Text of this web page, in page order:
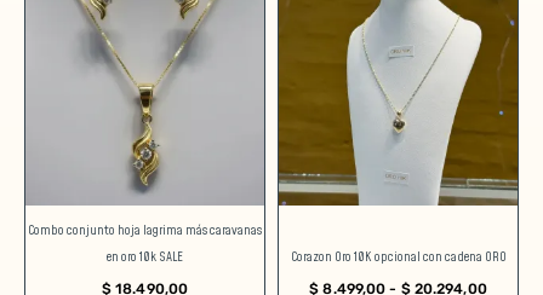
Combo conjunto hoja lagrima más caravanas
en oro 10k SALE
$ 18.490,00
Corazon Oro 10K opcional con cadena ORO
$ 8.499,00 - $20.294,00
desde
$
hasta
producto
múltiples
variantes.
Las
opciones
pueden